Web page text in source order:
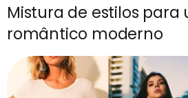
Mistura de estilos para
romântico moderno